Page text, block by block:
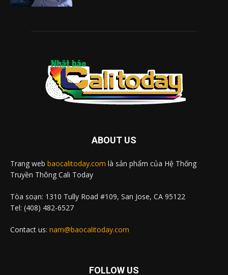
ABOUT US
Trang web baocalitoday.com là sản phẩm của Hệ Thống
Truyền Thông Cali Today
Tòa soạn: 1310 Tully Road #109, San Jose, CA 95122
Tel: (408) 482-6527
Contact us: nam@baocalitoday.com
FOLLOW US